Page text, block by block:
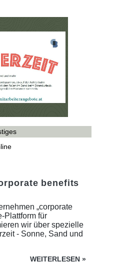
benefits
„corporate
Plattform für
wir über spezielle
- Sonne, Sand und
WEITERLESEN »